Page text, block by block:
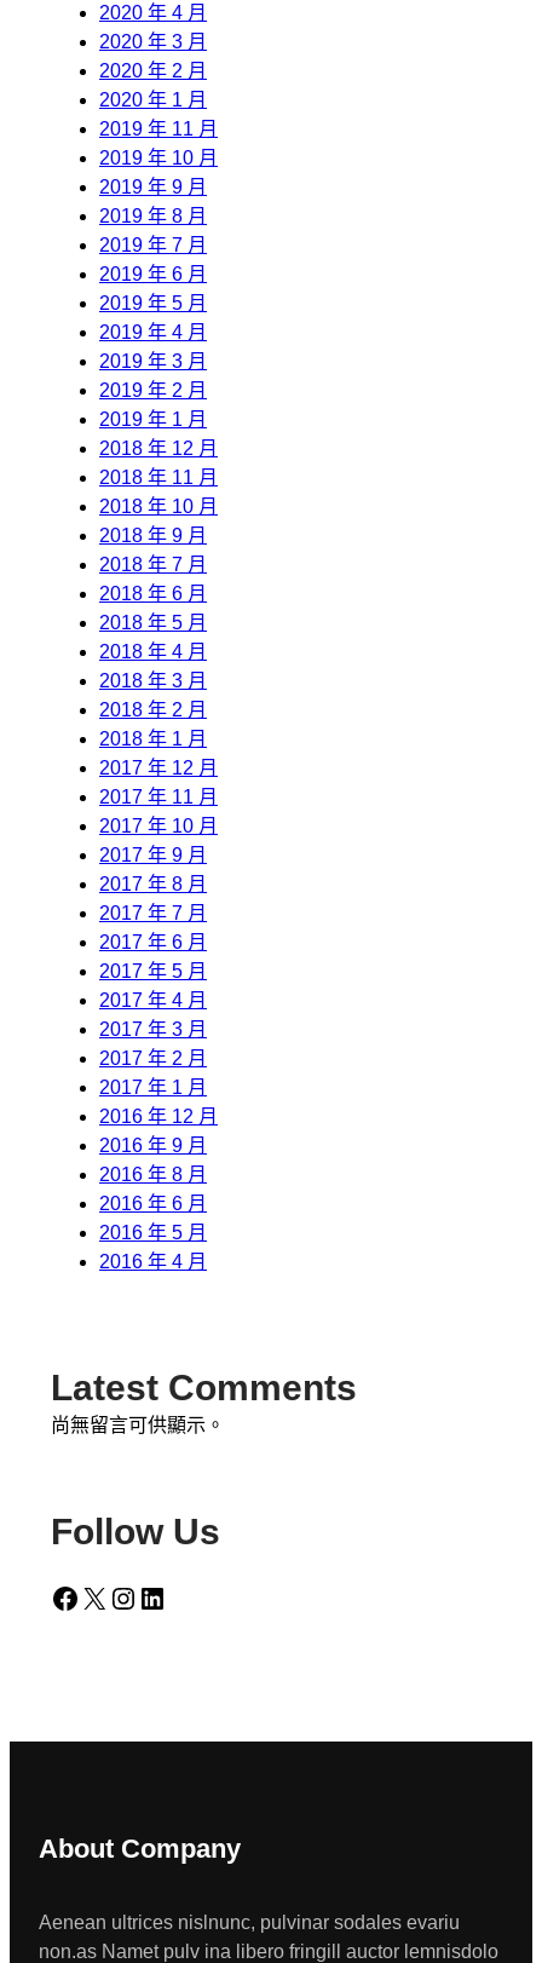
2020 年 4 月
2020 年 3 月
2020 年 2 月
2020 年 1 月
2019 年 11 月
2019 年 10 月
2019 年 9 月
2019 年 8 月
2019 年 7 月
2019 年 6 月
2019 年 5 月
2019 年 4 月
2019 年 3 月
2019 年 2 月
2019 年 1 月
2018 年 12 月
2018 年 11 月
2018 年 10 月
2018 年 9 月
2018 年 7 月
2018 年 6 月
2018 年 5 月
2018 年 4 月
2018 年 3 月
2018 年 2 月
2018 年 1 月
2017 年 12 月
2017 年 11 月
2017 年 10 月
2017 年 9 月
2017 年 8 月
2017 年 7 月
2017 年 6 月
2017 年 5 月
2017 年 4 月
2017 年 3 月
2017 年 2 月
2017 年 1 月
2016 年 12 月
2016 年 9 月
2016 年 8 月
2016 年 6 月
2016 年 5 月
2016 年 4 月
Latest Comments
尚無留言可供顯示。
Follow Us
Facebook X Instagram LinkedIn
About Company
Aenean ultrices nislnunc, pulvinar sodales evariu
non.as Namet pulv ina libero fringill auctor lemnisdolo